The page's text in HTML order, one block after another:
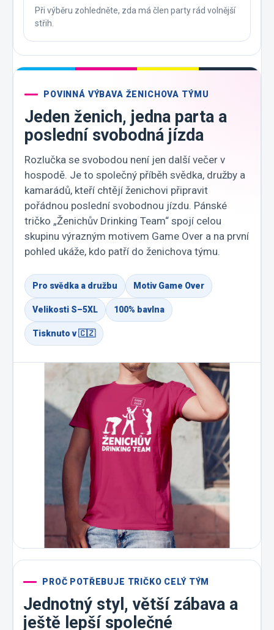
Při výběru zohledněte, zda má člen party rád volnější
střih.
POVINNÁ VÝBAVA ŽENICHOVA TÝMU
Jeden ženich, jedna parta a
poslední svobodná jízda
Rozlučka se svobodou není jen další večer v
hospodě. Je to společný příběh svědka, družby a
kamarádů, kteří chtějí ženichovi připravit
pořádnou poslední svobodnou jízdu. Pánské
tričko „Ženichův Drinking Team“ spojí celou
skupinu výrazným motivem Game Over a na první
pohled ukáže, kdo patří do ženichova týmu.
Pro svědka a družbu Motiv Game Over
Velikosti S–5XL 100% bavlna
Tisknuto v 🇨🇿
PROČ POTŘEBUJE TRIČKO CELÝ TÝM
Jednotný styl, větší zábava a
ještě lepší společné